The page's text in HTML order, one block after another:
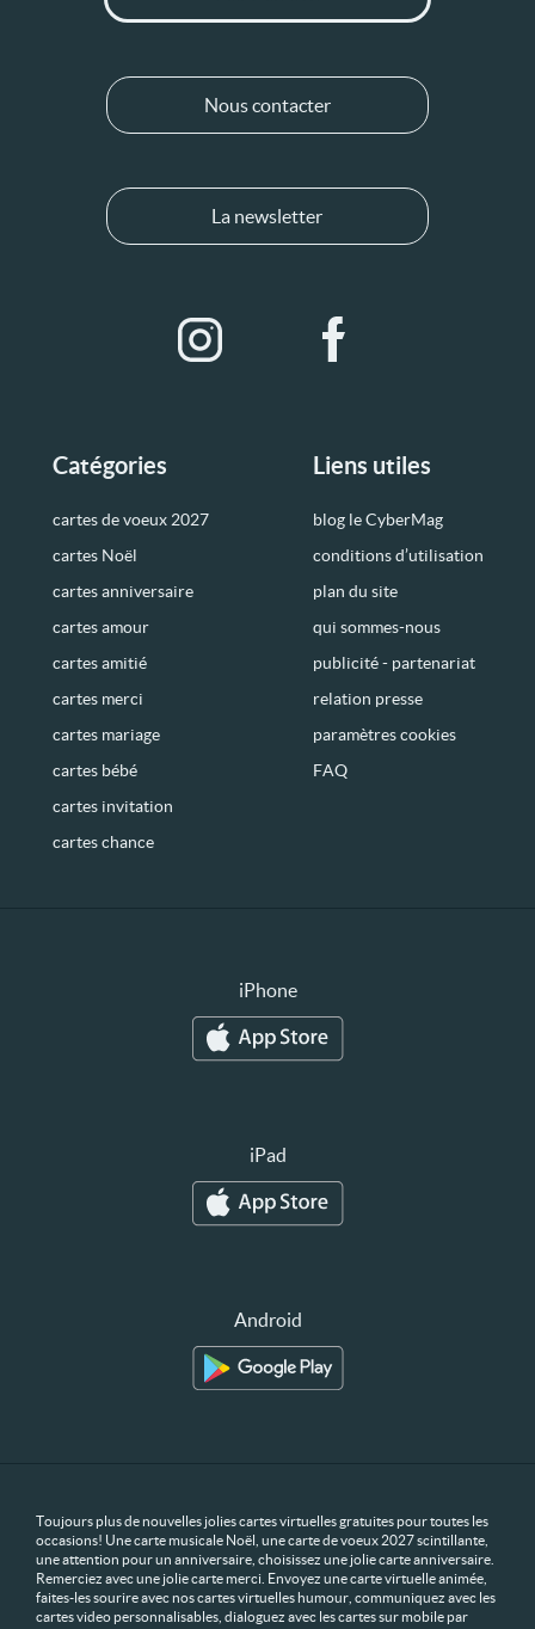
Catégories
cartes de voeux 2027
cartes Noël
cartes anniversaire
cartes amour
cartes amitié
cartes merci
cartes mariage
cartes bébé
cartes invitation
cartes chance
Liens utiles
blog le CyberMag
conditions d’utilisation
plan du site
qui sommes-nous
publicité - partenariat
relation presse
paramètres cookies
FAQ
Nous contacter
La newsletter
iPhone
iPad
Android
Toujours plus de nouvelles jolies cartes virtuelles gratuites pour toutes les
occasions! Une carte musicale Noël, une carte de voeux 2027 scintillante,
une attention pour un anniversaire, choisissez une jolie carte anniversaire.
Remerciez avec une jolie carte merci. Envoyez une carte virtuelle animée,
faites-les sourire avec nos cartes virtuelles humour, communiquez avec les
cartes video personnalisables, dialoguez avec les cartes sur mobile par